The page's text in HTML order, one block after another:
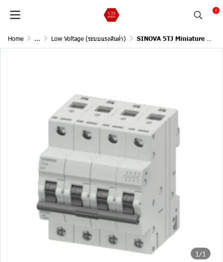
0
Home ... Low Voltage (ระบบแรงดันต่ำ) SINOVA 5TJ Miniature Circuit Breakers / 4Pole, 415v AC , 10kA, In 16A
1/1